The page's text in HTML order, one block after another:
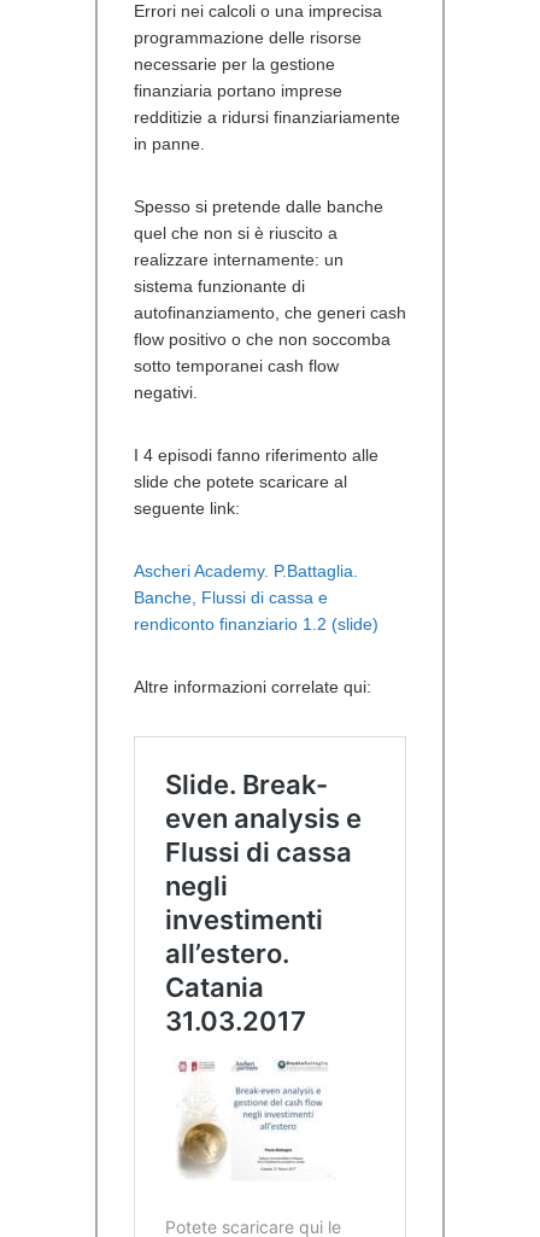
Errori nei calcoli o una imprecisa
programmazione delle risorse
necessarie per la gestione
finanziaria portano imprese
redditizie a ridursi finanziariamente
in panne.
Spesso si pretende dalle banche
quel che non si è riuscito a
realizzare internamente: un
sistema funzionante di
autofinanziamento, che generi cash
flow positivo o che non soccomba
sotto temporanei cash flow
negativi.
I 4 episodi fanno riferimento alle
slide che potete scaricare al
seguente link:
Ascheri Academy. P.Battaglia.
Banche, Flussi di cassa e
rendiconto finanziario 1.2 (slide)
Altre informazioni correlate qui: